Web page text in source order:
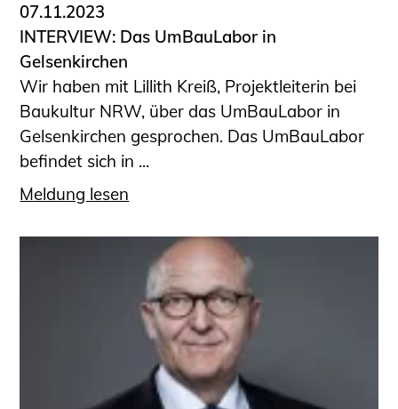
07.11.2023
INTERVIEW: Das UmBauLabor in
Gelsenkirchen
Wir haben mit Lillith Kreiß, Projektleiterin bei
Baukultur NRW, über das UmBauLabor in
Gelsenkirchen gesprochen. Das UmBauLabor
befindet sich in ...
Meldung lesen